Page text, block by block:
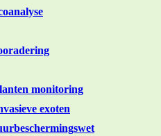
monitoring
exoten